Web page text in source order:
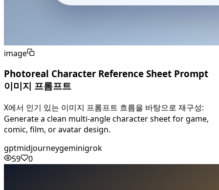
image
Photoreal Character Reference Sheet Prompt
이미지 프롬프트
X에서 인기 있는 이미지 프롬프트 흐름을 바탕으로 재구성:
Generate a clean multi-angle character sheet for game,
comic, film, or avatar design.
gptmidjourneygeminigrok
59
0